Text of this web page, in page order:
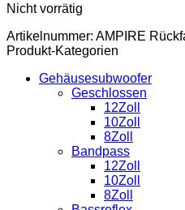
Nicht vorrätig
Artikelnummer: AMPIRE
Produkt-Kategorien
Gehäusesubwoofer
Geschlossen
12Zoll
10Zoll
8Zoll
Bandpass
12Zoll
10Zoll
8Zoll